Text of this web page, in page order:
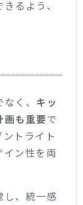
るよう、
く、 キッ
画も重要で
トライト
ン性を両
し、統一感